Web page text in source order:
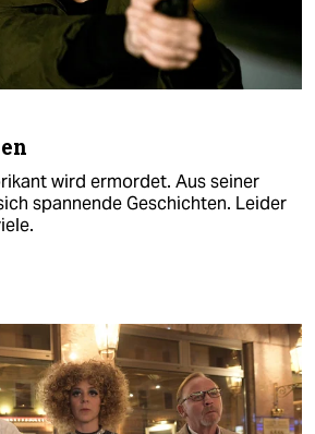
wird ermordet. Aus seiner
spannende Geschichten. Leider